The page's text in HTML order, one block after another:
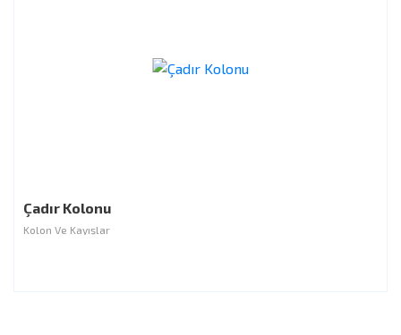
Çadır Kolonu
Kolon Ve Kayışlar